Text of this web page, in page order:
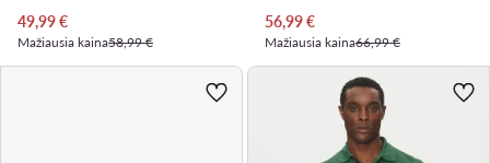
Dabartinė kaina
49,99€
Mažiausia kaina58,99 €
Dabartinė kaina
56,99€
Mažiausia kaina66,99 €